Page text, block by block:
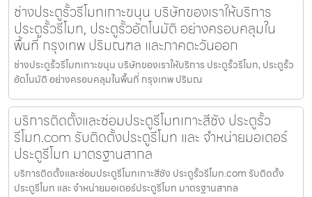
ช่างประตูรั้วรีโมทเกาะขนุน บริษัทของเราให้บริการ
ประตูรั้วรีโมท, ประตูรั้วอัตโนมัติ อย่างครอบคลุมใน
พื้นที่ กรุงเทพ ปริมณฑล และภาคตะวันออก
ช่างประตูรั้วรีโมทเกาะขนุน บริษัทของเราให้บริการ ประตูรั้วรีโมท, ประตูรั้ว
อัตโนมัติ อย่างครอบคลุมในพื้นที่ กรุงเทพ ปริมณ
บริการติดตั้งและซ่อมประตูรีโมทเกาะสีชัง ประตูรั้ว
รีโมท.com รับติดตั้งประตูรีโมท และ จำหน่ายมอเตอร์
ประตูรีโมท มาตรฐานสากล
บริการติดตั้งและซ่อมประตูรีโมทเกาะสีชัง ประตูรั้วรีโมท.com รับติดตั้ง
ประตูรีโมท และ จำหน่ายมอเตอร์ประตูรีโมท มาตรฐานสากล